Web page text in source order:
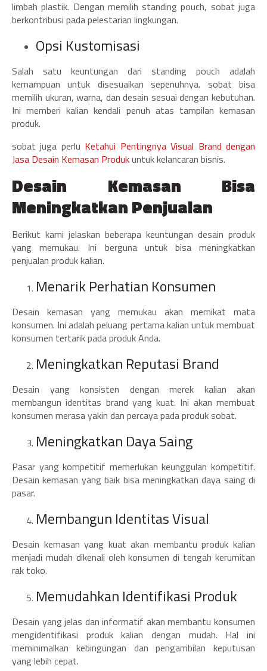
limbah plastik. Dengan memilih standing pouch, sobat juga
berkontribusi pada pelestarian lingkungan.
Opsi Kustomisasi
Salah satu keuntungan dari standing pouch adalah
kemampuan untuk disesuaikan sepenuhnya. sobat bisa
memilih ukuran, warna, dan desain sesuai dengan kebutuhan.
Ini memberi kalian kendali penuh atas tampilan kemasan
produk.
sobat juga perlu Ketahui Pentingnya Visual Brand dengan
Jasa Desain Kemasan Produkuntuk kelancaran bisnis.
Desain Kemasan Bisa
Meningkatkan Penjualan
Berikut kami jelaskan beberapa keuntungan desain produk
yang memukau. Ini berguna untuk bisa meningkatkan
penjualan produk kalian.
Menarik Perhatian Konsumen
Desain kemasan yang memukau akan memikat mata
konsumen. Ini adalah peluang pertama kalian untuk membuat
konsumen tertarik pada produk Anda.
Meningkatkan Reputasi Brand
Desain yang konsisten dengan merek kalian akan
membangun identitas brand yang kuat. Ini akan membuat
konsumen merasa yakin dan percaya pada produk sobat.
Meningkatkan Daya Saing
Pasar yang kompetitif memerlukan keunggulan kompetitif.
Desain kemasan yang baik bisa meningkatkan daya saing di
pasar.
Membangun Identitas Visual
Desain kemasan yang kuat akan membantu produk kalian
menjadi mudah dikenali oleh konsumen di tengah kerumitan
rak toko.
Memudahkan Identifikasi Produk
Desain yang jelas dan informatif akan membantu konsumen
mengidentifikasi produk kalian dengan mudah. Hal ini
meminimalkan kebingungan dan pengambilan keputusan
yang lebih cepat.